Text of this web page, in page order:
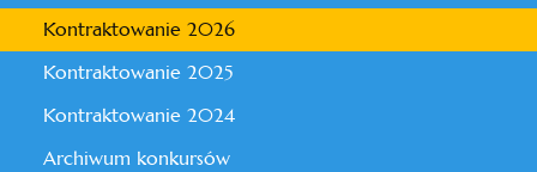
Kontraktowanie 2026
Kontraktowanie 2025
Kontraktowanie 2024
Archiwum konkursów